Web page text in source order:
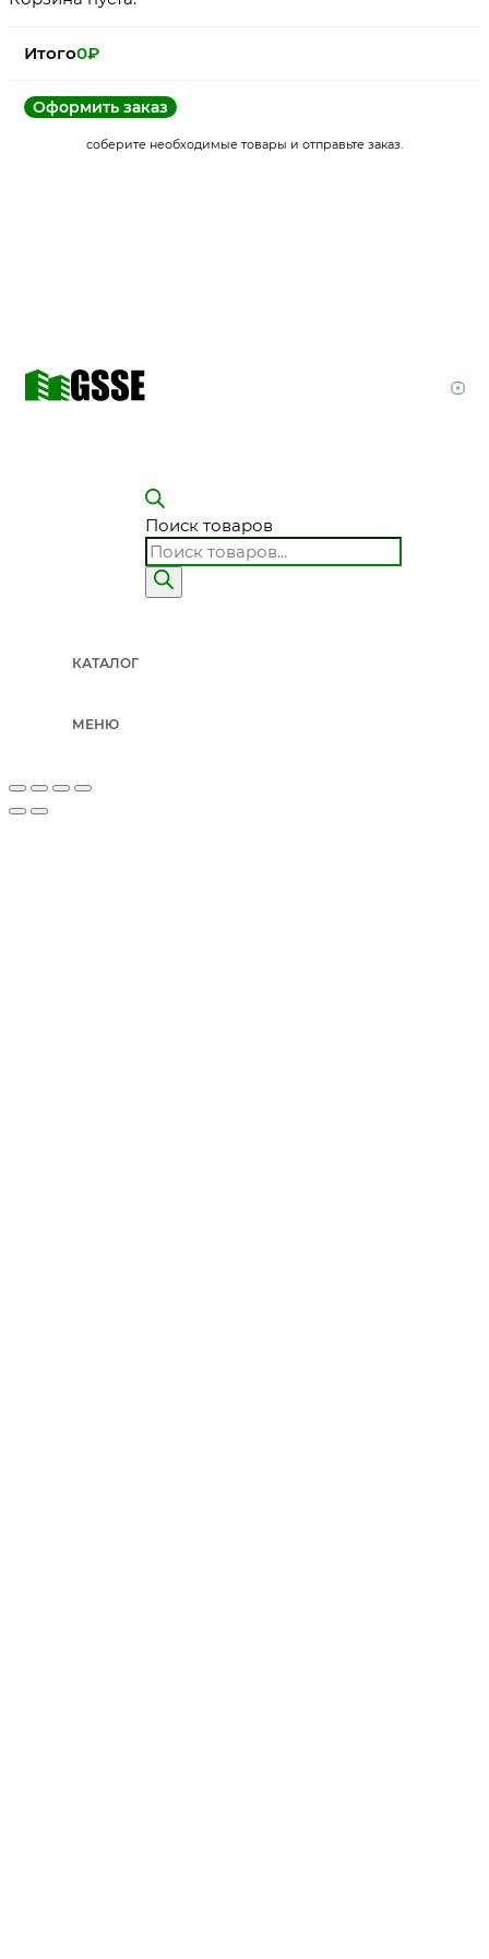
Итого0₽
Оформить заказ
соберите необходимые товары и отправьте заказ.
Поиск товаров
КАТАЛОГ
МЕНЮ